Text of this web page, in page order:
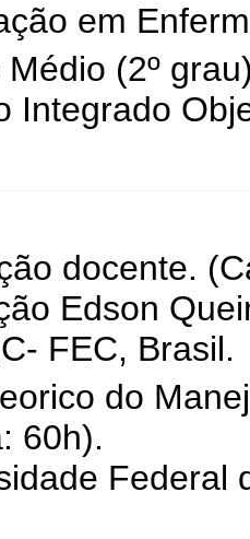
em
Médio (2º
Integrado
docente.
Edson
FEC, Brasil.
do
60h).
Federal